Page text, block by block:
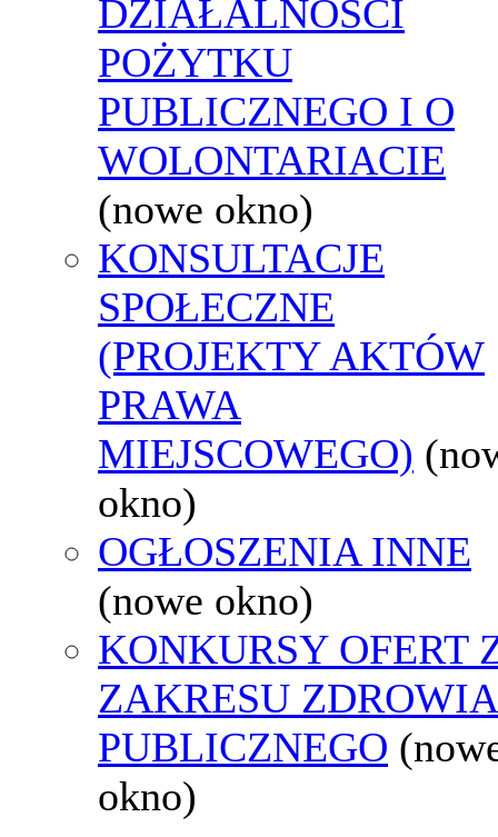
DZIAŁALNOŚCI
POŻYTKU
PUBLICZNEGO I O
WOLONTARIACIE
(nowe okno)
KONSULTACJE
SPOŁECZNE
(PROJEKTY AKTÓW
PRAWA
MIEJSCOWEGO)
okno)
OGŁOSZENIA INNE
(nowe okno)
KONKURSY OFERT
ZAKRESU ZDROWIA
PUBLICZNEGO
okno)